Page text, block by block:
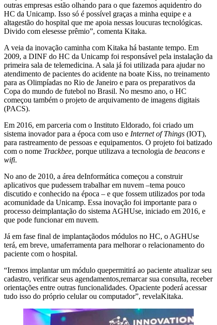
outras empresas estão olhando para o que fazemos aquidentro do
HC da Unicamp. Isso só é possível graças a minha equipe e a
altagestão do hospital que me apoia nessas loucuras tecnológicas.
Divido com elesesse prêmio”, comenta Kitaka.
A veia da inovação caminha com Kitaka há bastante tempo. Em
2009, a DINF do HC da Unicamp foi responsável pela instalação da
primeira sala de telemedicina. A sala já foi utilizada para ajudar no
atendimento de pacientes do acidente na boate Kiss, no treinamento
para as Olimpíadas no Rio de Janeiro e para os preparativos da
Copa do mundo de futebol no Brasil. No mesmo ano, o HC
começou também o projeto de arquivamento de imagens digitais
(PACS).
Em 2016, em parceria com o Instituto Eldorado, foi criado um
sistema inovador para a época com uso e Internet of Things (IOT),
para rastreamento de pessoas e equipamentos. O projeto foi batizado
com o nome Trackbee, porque utilizava a tecnologia de beacons e
wifi.
No ano de 2010, a área deInformática começou a construir
aplicativos que pudessem trabalhar em nuvem –tema pouco
discutido e conhecido na época – e que fossem utilizados por toda
acomunidade da Unicamp. Essa inovação foi importante para o
processo deimplantação do sistema AGHUse, iniciado em 2016, e
que pode funcionar em nuvem.
Já em fase final de implantaçãodos módulos no HC, o AGHUse
terá, em breve, umaferramenta para melhorar o relacionamento do
paciente com o hospital.
“Iremos implantar um módulo quepermitirá ao paciente atualizar seu
cadastro, verificar seus agendamentos,remarcar sua consulta, receber
orientações entre outras funcionalidades. Opaciente poderá acessar
tudo isso do próprio celular ou computador”, revelaKitaka.